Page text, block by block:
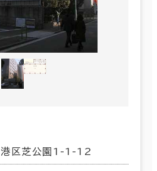
港区芝公園1-1-12